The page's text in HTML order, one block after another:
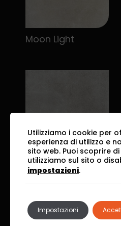
Moon Light
Ice Pearl
Utilizziamo i cookie per
esperienza di utilizzo e
sito web. Puoi scoprire
utilizziamo sul sito o
impostazioni.
Impostazioni